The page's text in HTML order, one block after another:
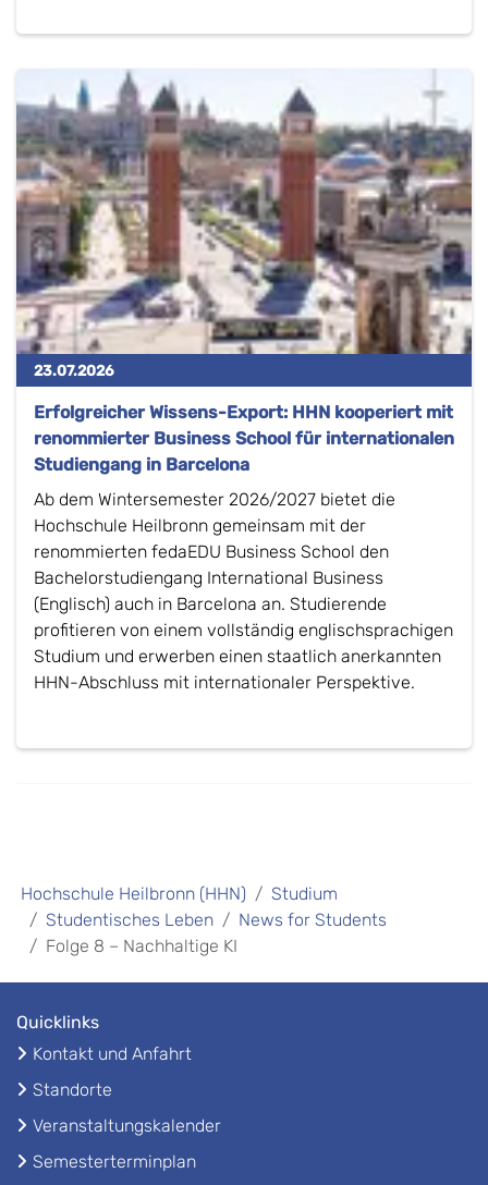
23.07.2026
Erfolgreicher Wissens-Export: HHN kooperiert mit
renommierter Business School für internationalen
Studiengang in Barcelona
Ab dem Wintersemester 2026/2027 bietet die
Hochschule Heilbronn gemeinsam mit der
renommierten fedaEDU Business School den
Bachelorstudiengang International Business
(Englisch) auch in Barcelona an. Studierende
profitieren von einem vollständig englischsprachigen
Studium und erwerben einen staatlich anerkannten
HHN-Abschluss mit internationaler Perspektive.
Hochschule Heilbronn (HHN)
Studium
Studentisches Leben
News for Students
Folge 8 – Nachhaltige KI
Quicklinks
Kontakt und Anfahrt
Standorte
Veranstaltungskalender
Semesterterminplan